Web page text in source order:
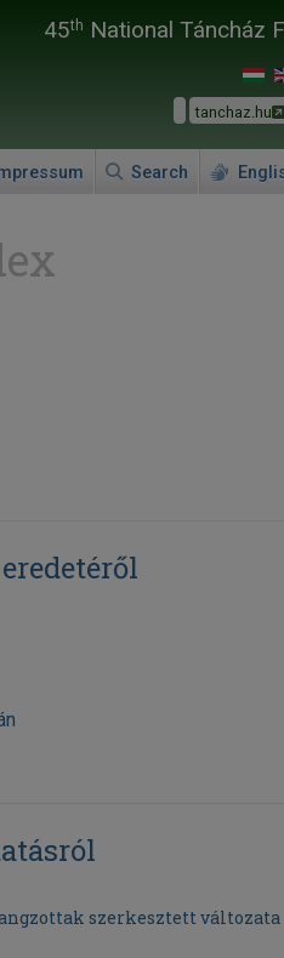
45th National Táncház
tanchaz.hu
Search
szerkesztett változata